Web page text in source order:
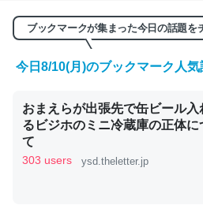
くらい。小説でいう「ずっと前の
ど、短期記憶というには多い分量
─GPTの仕組みと限界についての考察
ブックマークが集まった今日の話題を
今日8/10(月)のブックマーク人気
おまえらが出張先で缶ビール入
るビジホのミニ冷蔵庫の正体に
て
303 users ysd.theletter.jp